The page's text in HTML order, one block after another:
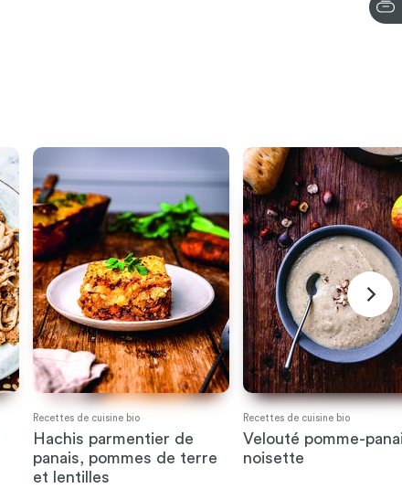
Recettes de cuisine bio
Hachis parmentier de
panais, pommes de terre
et lentilles
Recettes de cuisine bio
Velouté pomme-
noisette